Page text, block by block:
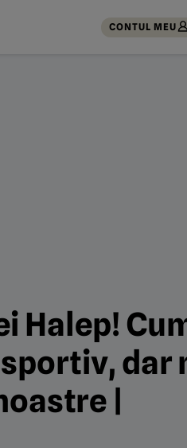
CONTUL MEU
Halep!
dar
|